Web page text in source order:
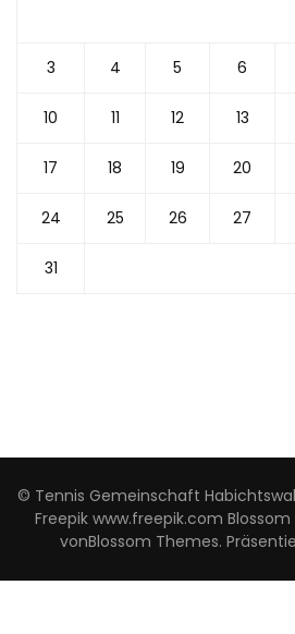
3 4 5 6
10 11 12 13
17 18 19 20
24 25 26 27
31
© Tennis Gemeinschaft
Freepik www.freepik.com
vonBlossom Themes.